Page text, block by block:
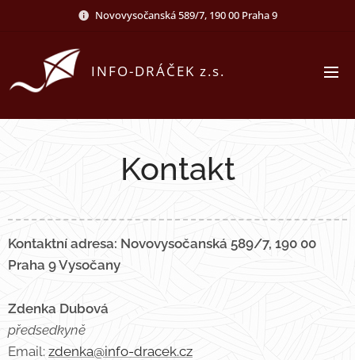
Novovysočanská 589/7, 190 00 Praha 9
INFO-DRÁČEK z.s.
Kontakt
Kontaktní adresa: Novovysočanská 589/7, 190 00
Praha 9 Vysočany
Zdenka Dubová
předsedkyně
Email: zdenka@info-dracek.cz